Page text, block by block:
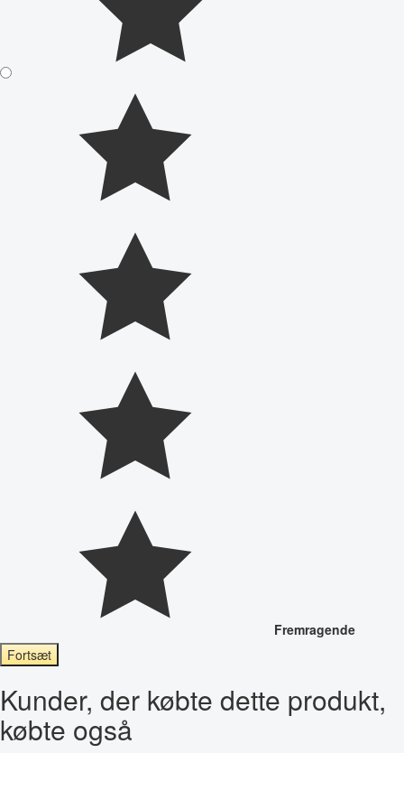
Fremragende
Fortsæt
Kunder, der købte dette produkt,
købte også